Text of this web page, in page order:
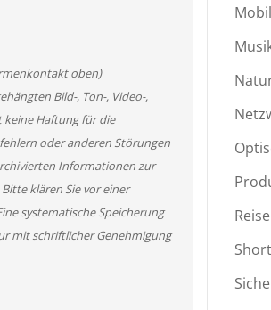
oben)
Bild-, Ton-, Video-,
Haftung für die
oder anderen Störungen
Informationen zur
klären Sie vor einer
systematische Speicherung
mit schriftlicher Genehmigung